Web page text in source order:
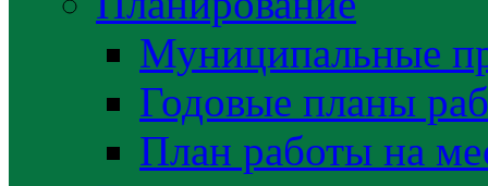
Муниципальные
Годовые планы
План работы на